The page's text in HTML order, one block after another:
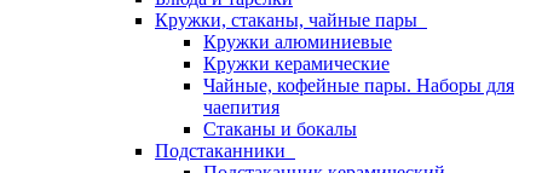
Кружки, стаканы, чайные пары
Кружки алюминиевые
Кружки керамические
Чайные, кофейные пары. Наборы для
чаепития
Стаканы и бокалы
Подстаканники